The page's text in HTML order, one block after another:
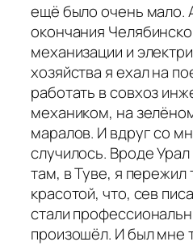
ещё было очень мало.
окончания
механизации и
хозяйства я ехал на
работать в совхоз
механиком, на
маралов. И вдруг со
случилось. Вроде
там, в Туве, я пережил
красотой, что, сев
стали
произошёл. И был мне